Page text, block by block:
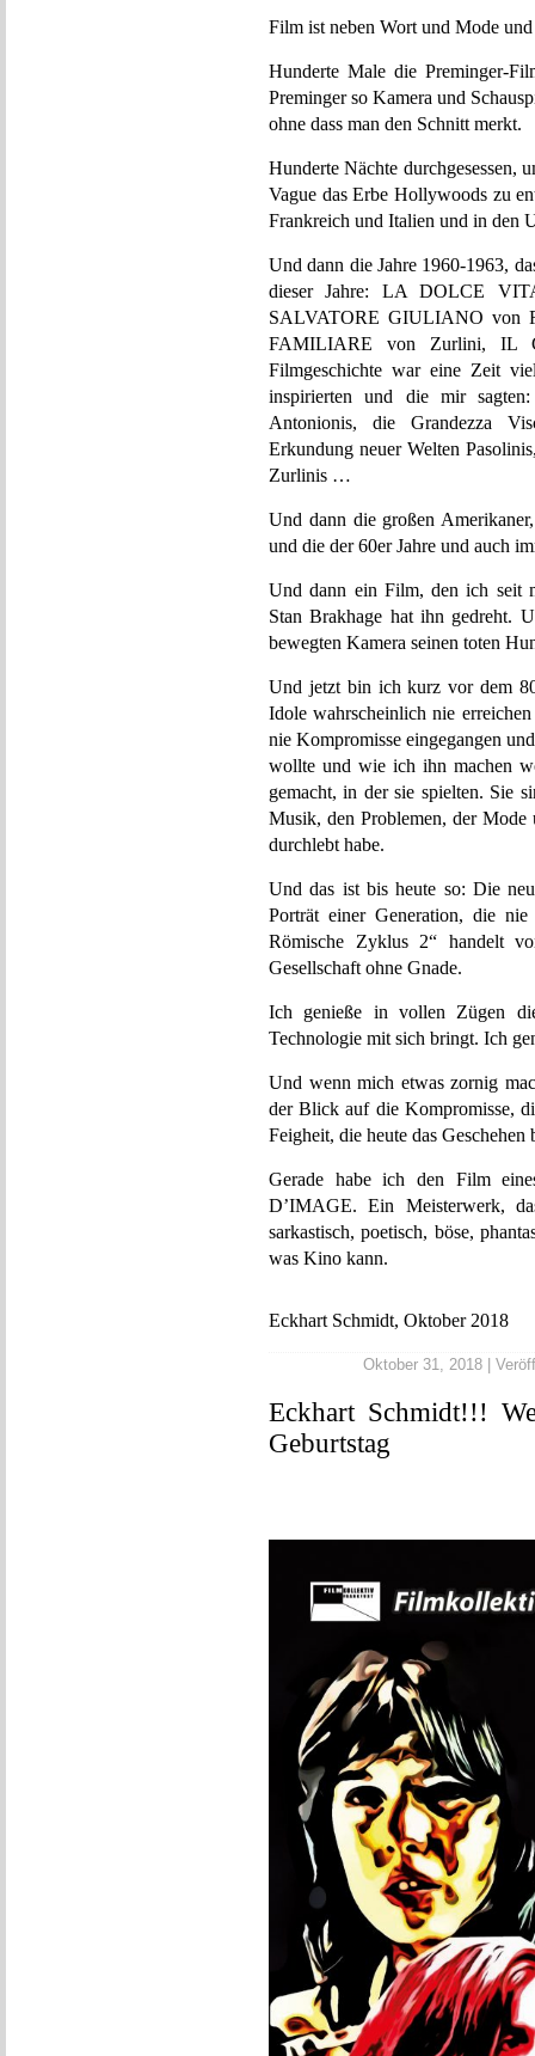
Film ist neben Wort und Mode
Hunderte Male die Preminger-
Preminger so Kamera und
ohne dass man den Schnitt merkt.
Hunderte Nächte durchgesessen,
Vague das Erbe Hollywoods zu
Frankreich und Italien und in den
Und dann die Jahre 1960-1963,
dieser Jahre: LA DOLCE
SALVATORE GIULIANO von
FAMILIARE von Zurlini, IL
Filmgeschichte war eine Zeit
inspirierten und die mir
Antonionis, die Grandezza
Erkundung neuer Welten
Zurlinis …
Und dann die großen
und die der 60er Jahre und auch
Und dann ein Film, den ich seit
Stan Brakhage hat ihn gedreht.
bewegten Kamera seinen toten
Und jetzt bin ich kurz vor dem
Idole wahrscheinlich nie
nie Kompromisse eingegangen
wollte und wie ich ihn machen
gemacht, in der sie spielten. Sie
Musik, den Problemen, der Mode
durchlebt habe.
Und das ist bis heute so: Die
Porträt einer Generation, die
Römische Zyklus 2“ handelt
Gesellschaft ohne Gnade.
Ich genieße in vollen Zügen
Technologie mit sich bringt. Ich
Und wenn mich etwas zornig
der Blick auf die Kompromisse,
Feigheit, die heute das Geschehen
Gerade habe ich den Film
D’IMAGE. Ein Meisterwerk,
sarkastisch, poetisch, böse,
was Kino kann.
Eckhart Schmidt, Oktober 2018
Oktober 31, 2018 |
Eckhart Schmidt!!!
Geburtstag